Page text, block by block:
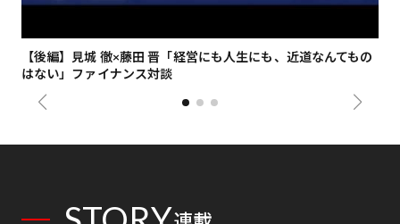
【後編】見城 徹×藤田 晋「経営にも人生にも、近道なんてもの
はない」ファイナンス対談